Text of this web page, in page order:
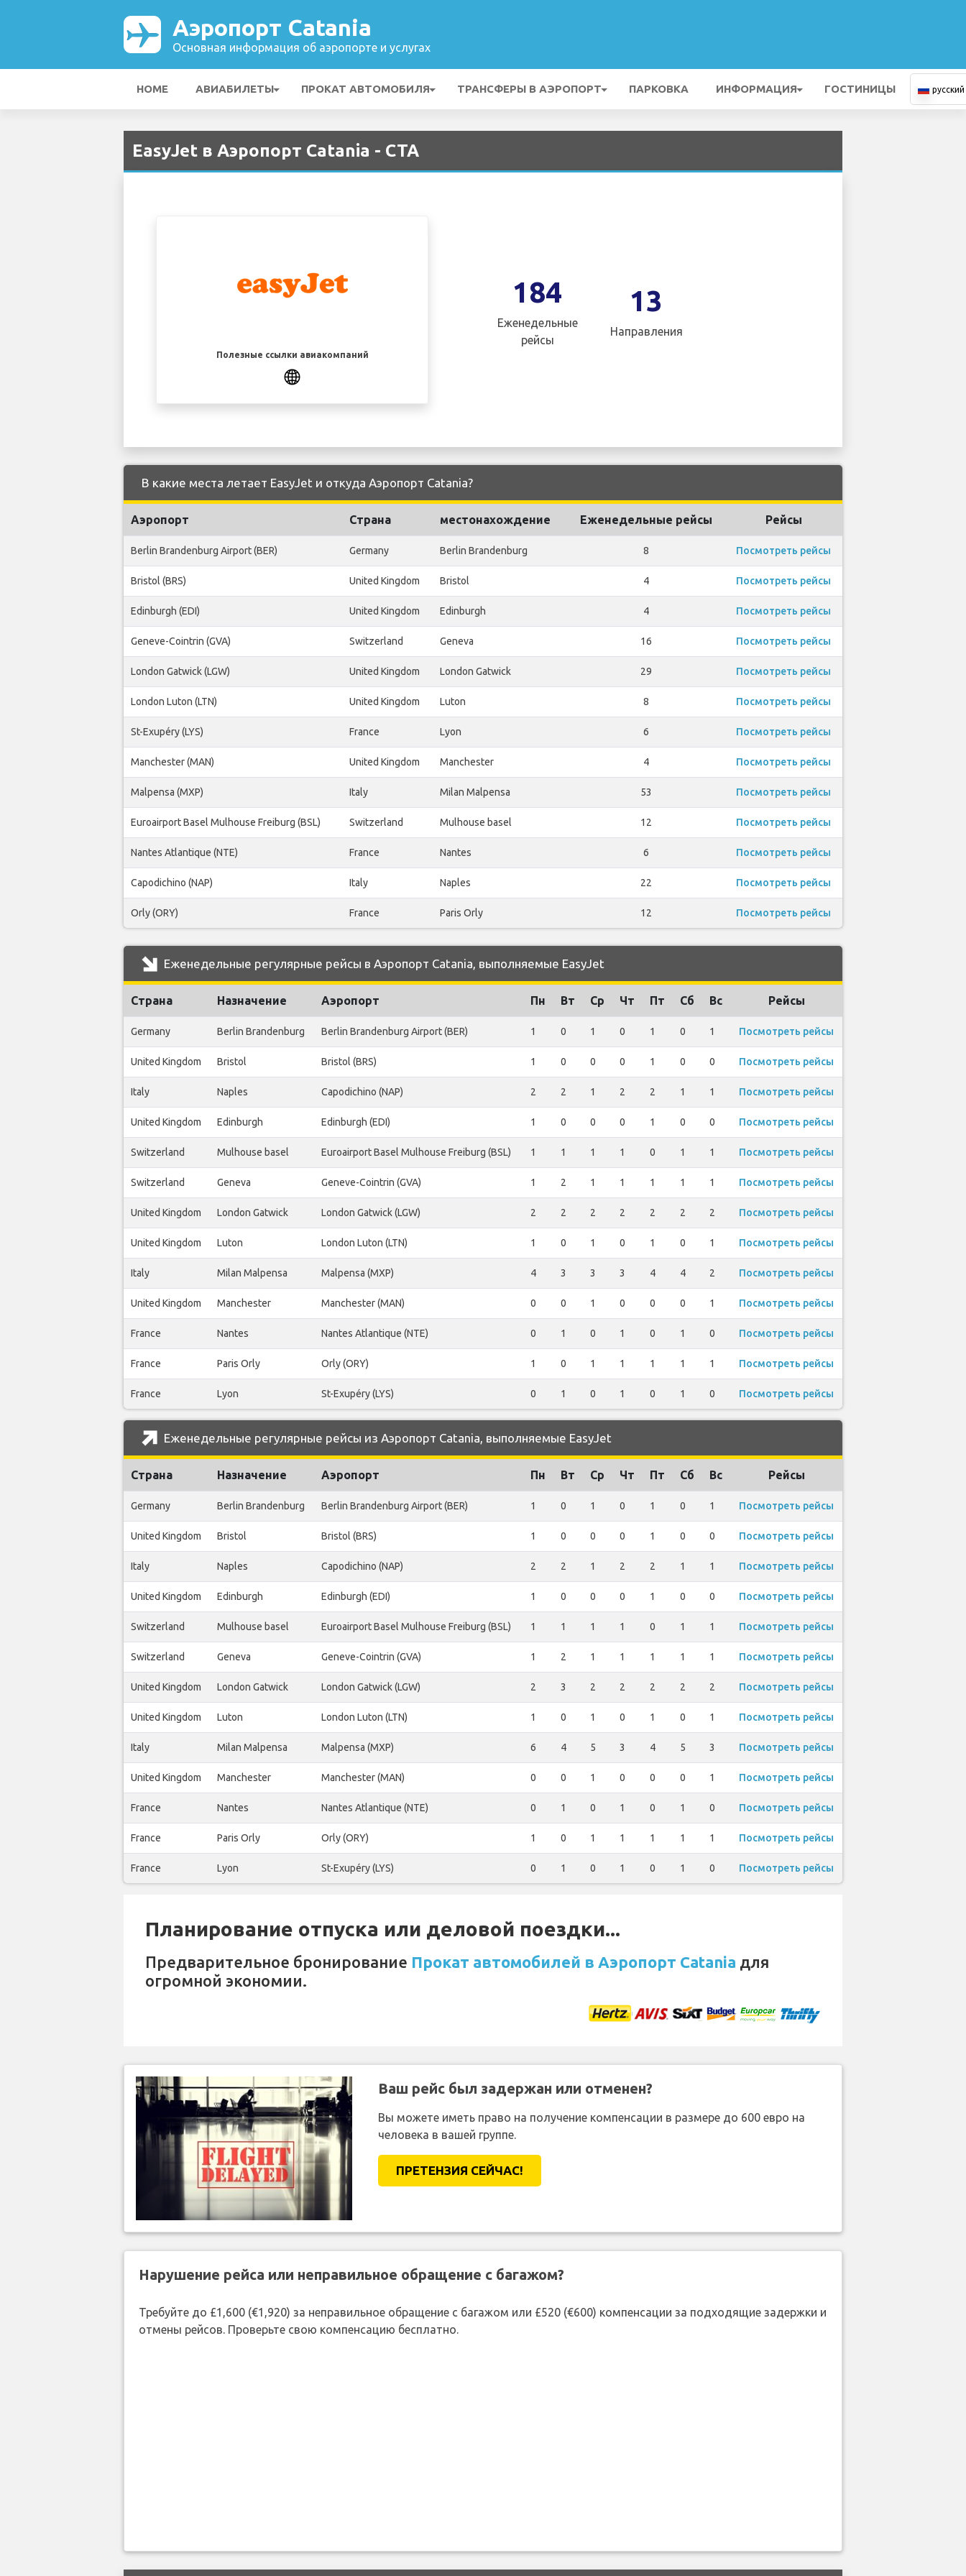
Аэропорт Catania
Основная информация об аэропорте и услугах
HOME АВИАБИЛЕТЫ ПРОКАТ АВТОМОБИЛЯ ТРАНСФЕРЫ В АЭРОПОРТ ПАРКОВКА ИНФОРМАЦИЯ ГОСТИНИЦЫ русский
EasyJet в Аэропорт Catania - CTA
Полезные ссылки авиакомпаний
184
Еженедельные
рейсы
13
Направления
В какие места летает EasyJet и откуда Аэропорт Catania?
Аэропорт Страна местонахождение Еженедельные рейсы Рейсы
Berlin Brandenburg Airport (BER) Germany Berlin Brandenburg 8 Посмотреть рейсы
Bristol (BRS) United Kingdom Bristol 4 Посмотреть рейсы
Edinburgh (EDI) United Kingdom Edinburgh 4 Посмотреть рейсы
Geneve-Cointrin (GVA) Switzerland Geneva 16 Посмотреть рейсы
London Gatwick (LGW) United Kingdom London Gatwick 29 Посмотреть рейсы
London Luton (LTN) United Kingdom Luton 8 Посмотреть рейсы
St-Exupéry (LYS) France Lyon 6 Посмотреть рейсы
Manchester (MAN) United Kingdom Manchester 4 Посмотреть рейсы
Malpensa (MXP) Italy Milan Malpensa 53 Посмотреть рейсы
Euroairport Basel Mulhouse Freiburg (BSL) Switzerland Mulhouse basel 12 Посмотреть рейсы
Nantes Atlantique (NTE) France Nantes 6 Посмотреть рейсы
Capodichino (NAP) Italy Naples 22 Посмотреть рейсы
Orly (ORY) France Paris Orly 12 Посмотреть рейсы
Еженедельные регулярные рейсы в Аэропорт Catania, выполняемые EasyJet
Страна Назначение Аэропорт Пн Вт Ср Чт Пт Сб Вс Рейсы
Germany Berlin Brandenburg Berlin Brandenburg Airport (BER) 1 0 1 0 1 0 1 Посмотреть рейсы
United Kingdom Bristol Bristol (BRS) 1 0 0 0 1 0 0 Посмотреть рейсы
Italy Naples Capodichino (NAP) 2 2 1 2 2 1 1 Посмотреть рейсы
United Kingdom Edinburgh Edinburgh (EDI) 1 0 0 0 1 0 0 Посмотреть рейсы
Switzerland Mulhouse basel Euroairport Basel Mulhouse Freiburg (BSL) 1 1 1 1 0 1 1 Посмотреть рейсы
Switzerland Geneva Geneve-Cointrin (GVA) 1 2 1 1 1 1 1 Посмотреть рейсы
United Kingdom London Gatwick London Gatwick (LGW) 2 2 2 2 2 2 2 Посмотреть рейсы
United Kingdom Luton London Luton (LTN) 1 0 1 0 1 0 1 Посмотреть рейсы
Italy Milan Malpensa Malpensa (MXP) 4 3 3 3 4 4 2 Посмотреть рейсы
United Kingdom Manchester Manchester (MAN) 0 0 1 0 0 0 1 Посмотреть рейсы
France Nantes Nantes Atlantique (NTE) 0 1 0 1 0 1 0 Посмотреть рейсы
France Paris Orly Orly (ORY) 1 0 1 1 1 1 1 Посмотреть рейсы
France Lyon St-Exupéry (LYS) 0 1 0 1 0 1 0 Посмотреть рейсы
Еженедельные регулярные рейсы из Аэропорт Catania, выполняемые EasyJet
Страна Назначение Аэропорт Пн Вт Ср Чт Пт Сб Вс Рейсы
Germany Berlin Brandenburg Berlin Brandenburg Airport (BER) 1 0 1 0 1 0 1 Посмотреть рейсы
United Kingdom Bristol Bristol (BRS) 1 0 0 0 1 0 0 Посмотреть рейсы
Italy Naples Capodichino (NAP) 2 2 1 2 2 1 1 Посмотреть рейсы
United Kingdom Edinburgh Edinburgh (EDI) 1 0 0 0 1 0 0 Посмотреть рейсы
Switzerland Mulhouse basel Euroairport Basel Mulhouse Freiburg (BSL) 1 1 1 1 0 1 1 Посмотреть рейсы
Switzerland Geneva Geneve-Cointrin (GVA) 1 2 1 1 1 1 1 Посмотреть рейсы
United Kingdom London Gatwick London Gatwick (LGW) 2 3 2 2 2 2 2 Посмотреть рейсы
United Kingdom Luton London Luton (LTN) 1 0 1 0 1 0 1 Посмотреть рейсы
Italy Milan Malpensa Malpensa (MXP) 6 4 5 3 4 5 3 Посмотреть рейсы
United Kingdom Manchester Manchester (MAN) 0 0 1 0 0 0 1 Посмотреть рейсы
France Nantes Nantes Atlantique (NTE) 0 1 0 1 0 1 0 Посмотреть рейсы
France Paris Orly Orly (ORY) 1 0 1 1 1 1 1 Посмотреть рейсы
France Lyon St-Exupéry (LYS) 0 1 0 1 0 1 0 Посмотреть рейсы
Планирование отпуска или деловой поездки...
Предварительное бронирование Прокат автомобилей в Аэропорт Catania для
огромной экономии.
Ваш рейс был задержан или отменен?
Вы можете иметь право на получение компенсации в размере до 600 евро на
человека в вашей группе.
ПРЕТЕНЗИЯ CЕЙЧАС!
Нарушение рейса или неправильное обращение с багажом?
Требуйте до £1,600 (€1,920) за неправильное обращение с багажом или £520 (€600) компенсации за подходящие задержки и
отмены рейсов. Проверьте свою компенсацию бесплатно.